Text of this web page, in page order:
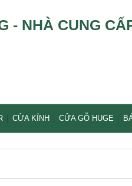
- NHÀ CUNG
CỬA KÍNH CỬA GỖ HUGE